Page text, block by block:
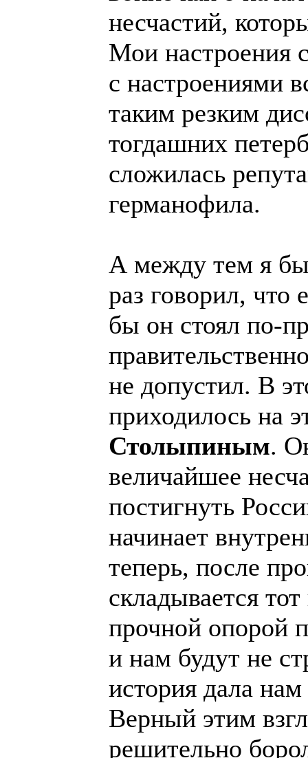
несчастий,
Мои настроения
с настроениями
таким резким
тогдашних
сложилась
германофила.
А между тем я
раз говорил, что
бы он стоял по-
не допустил. В
приходилось на
Столыпиным.
величайшее
постигнуть
начинает
теперь, после
складывается
прочной опорой
и нам будут не
история дала нам
Верный этим
решительно